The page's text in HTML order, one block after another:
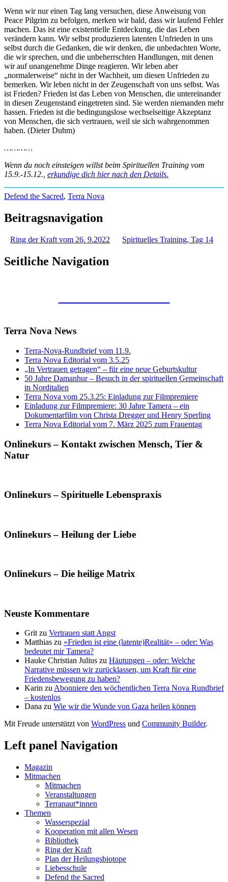
Wenn wir nur einen Tag lang versuchen, diese Anweisung von
Peace Pilgrim zu befolgen, merken wir bald, dass wir laufend Fehler
machen. Das ist eine existentielle Entdeckung, die das Leben
verändern kann. Wir selbst produzieren latenten Unfrieden in uns
selbst durch die Gedanken, die wir denken, die unbedachten Worte,
die wir sprechen, und die unbeherrschten Handlungen, mit denen
wir auf unangenehme Dinge reagieren. Wir leben aber
„normalerweise“ nicht in der Wachheit, um diesen Unfrieden zu
bemerken. Wir leben nicht in der Zeugenschaft von uns selbst. Was
ist Frieden? Frieden ist das Leben von Menschen, die untereinander
in diesen Zeugenstand eingetreten sind. Sie werden niemanden mehr
hassen. Frieden ist die bedingungslose wechselseitige Akzeptanz
von Menschen, die sich vertrauen, weil sie sich wahrgenommen
haben. (Dieter Duhm)
…………
Wenn du noch einsteigen willst beim Spirituellen Training vom
15.9.-15.12., erkundige dich hier nach den Details.
Defend the Sacred, Terra Nova
Beitragsnavigation
Ring der Kraft vom 26. 9.2022 Spirituelles Training, Tag 14
Seitliche Navigation
Terra Nova News
Terra-Nova-Rundbrief vom 11.9.
Terra Nova Editorial vom 3.5.25
„In Vertrauen getragen“ – für eine neue Geburtskultur
50 Jahre Damanhur – Besuch in der spirituellen Gemeinschaft
in Norditalien
Terra Nova vom 25.3.25: Einladung zur Filmpremiere
Einladung zur Filmpremiere: 30 Jahre Tamera – ein
Dokumentarfilm von Christa Dregger und Henry Sperling
Terra Nova Editorial vom 7. März 2025 zum Frauentag
Onlinekurs – Kontakt zwischen Mensch, Tier &
Natur
Onlinekurs – Spirituelle Lebenspraxis
Onlinekurs – Heilung der Liebe
Onlinekurs – Die heilige Matrix
Neuste Kommentare
Grit zu Vertrauen statt Angst
Matthias zu «Frieden ist eine (latente)Realität» – oder: Was
bedeutet mir Tamera?
Hauke Christian Julius zu Häutungen – oder: Welche
Narrative müssen wir zurücklassen, um Kraft für eine
Friedensbewegung zu haben?
Karin zu Abonniere den wöchentlichen Terra Nova Rundbrief
– kostenlos
Dana zu Wie wir die Wunde von Gaza heilen können
Mit Freude unterstützt von WordPress und Community Builder.
Left panel Navigation
Magazin
Mitmachen
Mitmachen
Veranstaltungen
Terranaut*innen
Themen
Wasserspezial
Kooperation mit allen Wesen
Bibliothek
Ring der Kraft
Plan der Heilungsbiotope
Liebesschule
Defend the Sacred